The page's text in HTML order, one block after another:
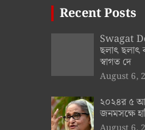
Recent Posts
Swagat
ছলাৎ ছলাৎ
স্বাগত দে
August 6,
২০২৪র ৫
জনমসক্ষে